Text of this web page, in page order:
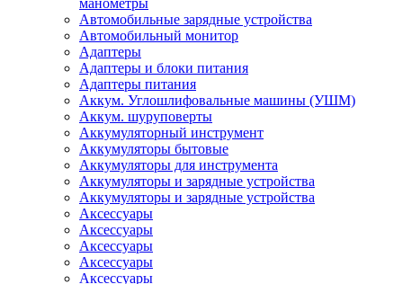
Автомобильные зарядные устройства
Автомобильный монитор
Адаптеры
Адаптеры и блоки питания
Адаптеры питания
Аккум. Углошлифовальные машины (УШМ)
Аккум. шуруповерты
Аккумуляторный инструмент
Аккумуляторы бытовые
Аккумуляторы для инструмента
Аккумуляторы и зарядные устройства
Аккумуляторы и зарядные устройства
Аксессуары
Аксессуары
Аксессуары
Аксессуары
Аксессуары